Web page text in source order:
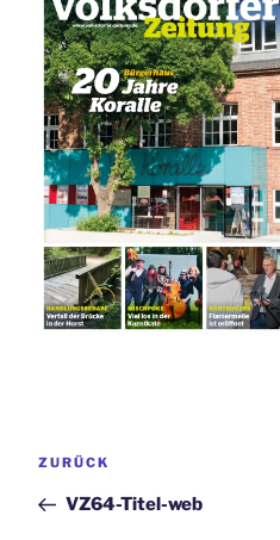
Vorheriger
ZURÜCK
VZ64-Titel-web